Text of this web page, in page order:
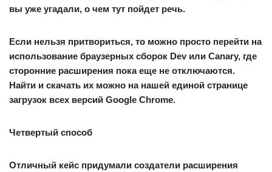
вы уже угадали, о чем тут пойдет речь.
Если нельзя притвориться, то можно просто перейти на
использование браузерных сборок Dev или Canary, где
сторонние расширения пока еще не отключаются.
Найти и скачать их можно на нашей единой странице
загрузок всех версий Google Chrome.
Четвертый способ
Отличный кейс придумали создатели расширения